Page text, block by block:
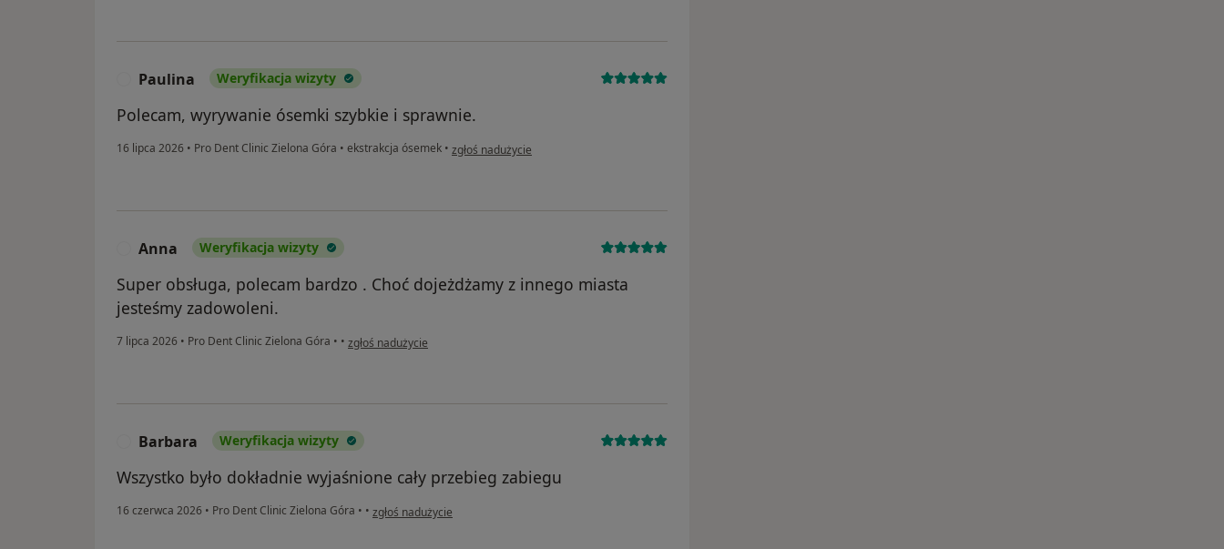
Paulina Weryfikacja wizyty
Polecam, wyrywanie ósemki szybkie i sprawnie.
16 lipca 2026 • Pro Dent Clinic Zielona Góra • ekstrakcja ósemek • w opinii użytkownika Paulina
zgłoś nadużycie
Anna Weryfikacja wizyty
Super obsługa, polecam bardzo . Choć dojeżdżamy z innego miasta
jesteśmy zadowoleni.
7 lipca 2026 • Pro Dent Clinic Zielona Góra • • w opinii użytkownika Anna
zgłoś nadużycie
Barbara Weryfikacja wizyty
Wszystko było dokładnie wyjaśnione cały przebieg zabiegu
16 czerwca 2026 • Pro Dent Clinic Zielona Góra • • w opinii użytkownika Barbara
zgłoś nadużycie